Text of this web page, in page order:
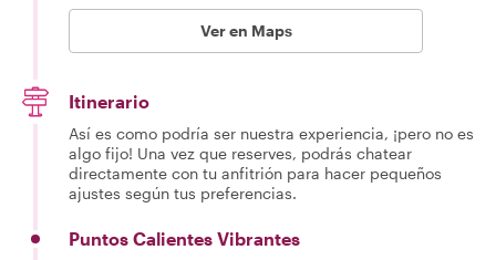
Ver en Maps
Itinerario
Así es como podría ser nuestra experiencia, ¡pero no es
algo fijo! Una vez que reserves, podrás chatear
directamente con tu anfitrión para hacer pequeños
ajustes según tus preferencias.
Puntos Calientes Vibrantes